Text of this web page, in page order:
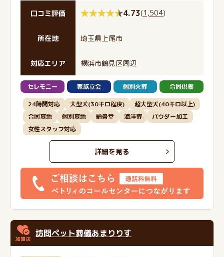
口コミ評価 4.73(1,504)
所在地 埼玉県上尾市
対応エリア 横浜市鶴見区周辺
セレモニー 家族立会 個別火葬 合同供養
24時間対応 大型犬(30キロ程度)
超大型犬(40キロ以上)
合同墓地
個別墓地 納骨堂 海洋葬
パウダー加工
女性スタッフ対応
詳細を見る
訪問ペット葬儀あまりりす